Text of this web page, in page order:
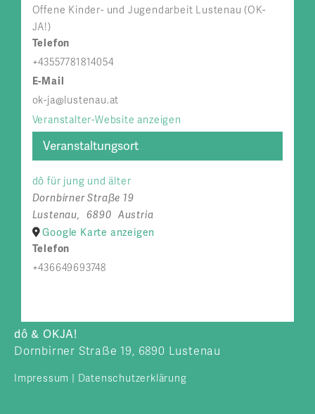
Veranstaltungsort
dô für jung und älter
Dornbirner Straße 19
Lustenau, 6890 Austria
Google Karte anzeigen
Telefon
+436649693748
Offene Kinder- und Jugendarbeit Lustenau (OK-
JA!)
Telefon
+43557781814054
E-Mail
ok-ja@lustenau.at
Veranstalter-Website anzeigen
dô & OKJA!
Dornbirner Straße 19, 6890 Lustenau
Impressum Datenschutzerklärung